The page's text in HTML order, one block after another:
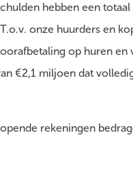
hebben een
onze huurders en
op huren
€2,1 miljoen dat
rekeningen